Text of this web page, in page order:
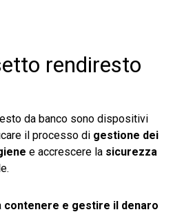
rendiresto
da banco sono dispositivi
il processo di gestione dei
e accrescere la sicurezza
contenere e gestire il denaro